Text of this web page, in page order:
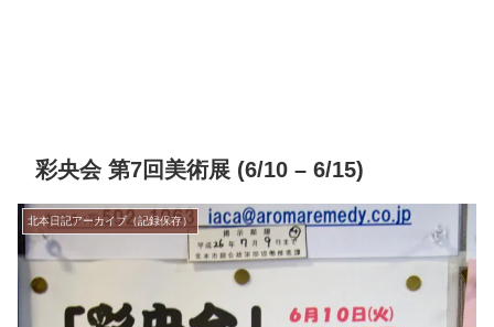
彩央会 第7回美術展 (6/10 – 6/15)
北本日記アーカイブ（記録保存）